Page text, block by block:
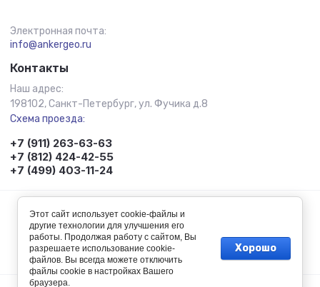
Электронная почта:
info@ankergeo.ru
Контакты
Наш адрес:
198102, Санкт-Петербург, ул. Фучика д.8
Схема проезда:
+7 (911) 263-63-63
+7 (812) 424-42-55
+7 (499) 403-11-24
© 2011 - 2026 Анкер-Гео
Создание сайта:megagroup.ru
Этот сайт использует cookie-файлы и
другие технологии для улучшения его
работы. Продолжая работу с сайтом, Вы
разрешаете использование cookie-
файлов. Вы всегда можете отключить
файлы cookie в настройках Вашего
браузера.
Хорошо